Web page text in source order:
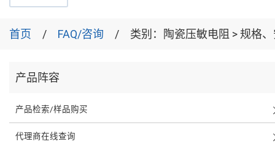
首页 FAQ/咨询 类别： 陶瓷压敏电阻 > 规格
产品阵容
产品检索/样品购买
代理商在线查询